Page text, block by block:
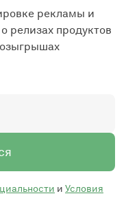
рекламы и
релизах продуктов
и Условия